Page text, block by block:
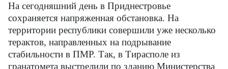
На сегодняшний день в Приднестровье
сохраняется напряженная обстановка. На
территории республики совершили уже несколько
терактов, направленных на подрывание
стабильности в ПМР. Так, в Тирасполе из
гранатомета выстрелили по зданию Министерства